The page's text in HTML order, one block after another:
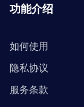
功能介绍
如何使用
隐私协议
服务条款